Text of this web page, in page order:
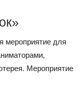
мероприятие для
Мероприятие